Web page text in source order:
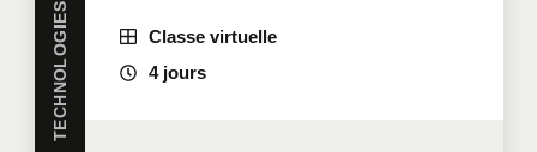
Classe virtuelle
4 jours